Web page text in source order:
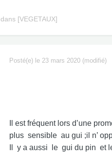
dans [VEGETAUX]
Posté(e) le 23 mars 2020 (modifié)
Il est fréquent lors d’une
plus sensible au gui ;il n’
Il y a aussi le gui du pin et